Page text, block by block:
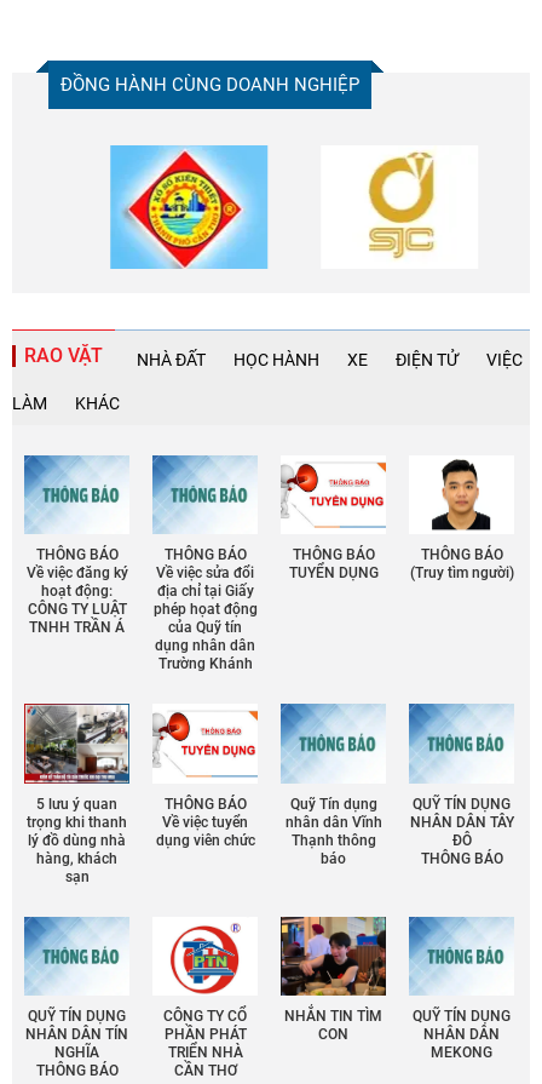
ĐỒNG HÀNH CÙNG DOANH NGHIỆP
RAO VẶT NHÀ ĐẤT HỌC HÀNH XE ĐIỆN TỬ VIỆC
LÀM KHÁC
THÔNG BÁO
Về việc đăng ký
hoạt động:
CÔNG TY LUẬT
TNHH TRẦN Á
THÔNG BÁO
Về việc sửa đổi
địa chỉ tại Giấy
phép họat động
của Quỹ tín
dụng nhân dân
Trường Khánh
THÔNG BÁO
TUYỂN DỤNG
THÔNG BÁO
(Truy tìm người)
5 lưu ý quan
trọng khi thanh
lý đồ dùng nhà
hàng, khách
sạn
THÔNG BÁO
Về việc tuyển
dụng viên chức
Quỹ Tín dụng
nhân dân Vĩnh
Thạnh thông
báo
QUỸ TÍN DỤNG
NHÂN DÂN TÂY
ĐÔ
THÔNG BÁO
QUỸ TÍN DỤNG
NHÂN DÂN TÍN
NGHĨA
THÔNG BÁO
CÔNG TY CỔ
PHẦN PHÁT
TRIỂN NHÀ
CẦN THƠ
NHẮN TIN TÌM
CON
QUỸ TÍN DỤNG
NHÂN DÂN
MEKONG